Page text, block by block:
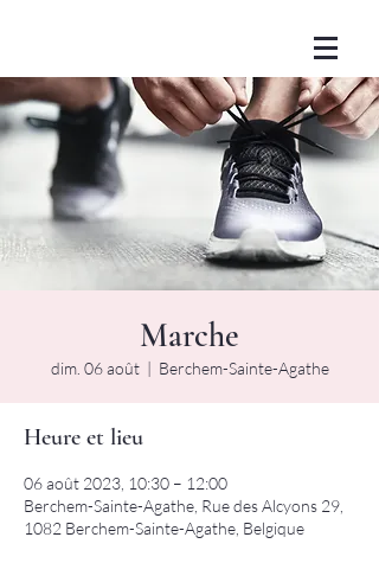
Marche
dim. 06 août
  |
Berchem-Sainte-Agathe
Heure et lieu
06 août 2023, 10:30 – 12:00
Berchem-Sainte-Agathe, Rue des Alcyons 29,
1082 Berchem-Sainte-Agathe, Belgique